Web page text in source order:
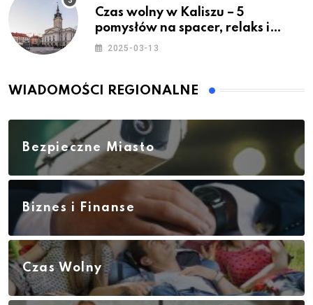
Czas wolny w Kaliszu – 5
pomysłów na spacer, relaks i
rodzinne atrakcje
2025-03-13
WIADOMOŚCI REGIONALNE
Bezpieczne Miasto
Biznes i Finanse
Czas Wolny